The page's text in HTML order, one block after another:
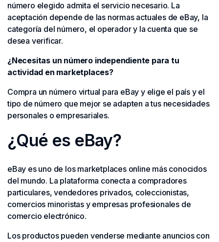
número elegido admita el servicio necesario. La
aceptación depende de las normas actuales de eBay, la
categoría del número, el operador y la cuenta que se
desea verificar.
¿Necesitas un número independiente para tu
actividad en marketplaces?
Compra un número virtual para eBay y elige el país y el
tipo de número que mejor se adapten a tus necesidades
personales o empresariales.
¿Qué es eBay?
eBay es uno de los marketplaces online más conocidos
del mundo. La plataforma conecta a compradores
particulares, vendedores privados, coleccionistas,
comercios minoristas y empresas profesionales de
comercio electrónico.
Los productos pueden venderse mediante anuncios con